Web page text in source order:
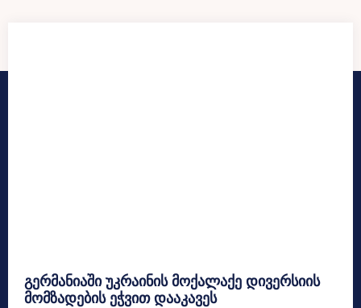
გერმანიაში უკრაინის მოქალაქე დივერსიის
მომზადების ეჭვით დააკავეს